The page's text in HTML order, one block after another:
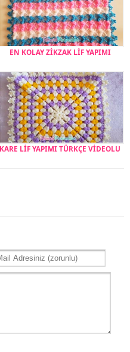
EN KOLAY ZİKZAK LİF YAPIMI
KARE LİF YAPIMI TÜRKÇE VİDEOLU